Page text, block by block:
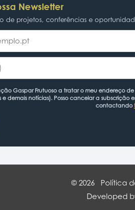
Newsletter
de projetos, conferências e
Gaspar Frutuoso a tratar o meu endereço
e demais notícias). Posso cancelar a
contactando
© 2026 Política
Developed